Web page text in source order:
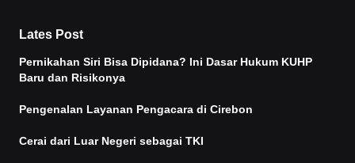
Lates Post
Pernikahan Siri Bisa Dipidana? Ini Dasar Hukum KUHP
Baru dan Risikonya
Pengenalan Layanan Pengacara di Cirebon
Cerai dari Luar Negeri sebagai TKI